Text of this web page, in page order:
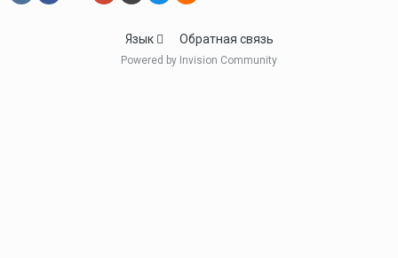
Язык Обратная связь
Powered by Invision Community